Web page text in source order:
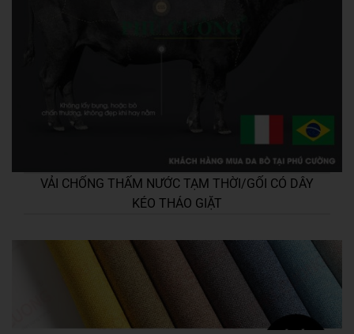
VẢI CHỐNG THẤM NƯỚC TẠM THỜI/GỐI CÓ DÂY
KÉO THÁO GIẶT